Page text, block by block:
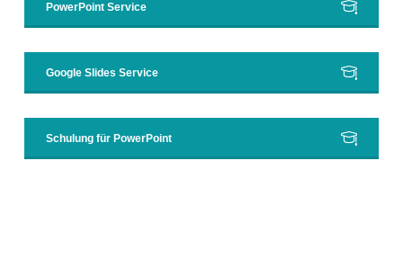
PowerPoint Service
Google Slides Service
Schulung für PowerPoint